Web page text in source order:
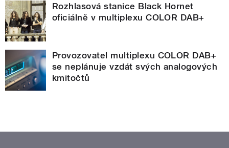
Rozhlasová stanice Black Hornet
oficiálně v multiplexu COLOR DAB+
Provozovatel multiplexu COLOR DAB+
se neplánuje vzdát svých analogových
kmitočtů